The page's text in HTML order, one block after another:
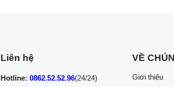
Liên hệ
Hotline: 0862.52.52.96(24/24)
VỀ
Giới thiệu